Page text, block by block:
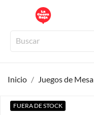
Inicio Juegos de Mesa
FUERA DE STOCK